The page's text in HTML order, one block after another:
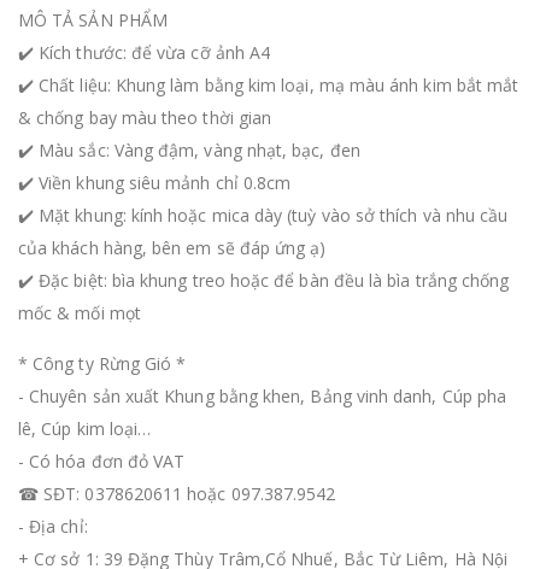
MÔ TẢ SẢN PHẨM
✔️ Kích thước: để vừa cỡ ảnh A4
✔️ Chất liệu: Khung làm bằng kim loại, mạ màu ánh kim bắt mắt
& chống bay màu theo thời gian
✔️ Màu sắc: Vàng đậm, vàng nhạt, bạc, đen
✔️ Viền khung siêu mảnh chỉ 0.8cm
✔️ Mặt khung: kính hoặc mica dày (tuỳ vào sở thích và nhu cầu
của khách hàng, bên em sẽ đáp ứng ạ)
✔️ Đặc biệt: bìa khung treo hoặc để bàn đều là bìa trắng chống
mốc & mối mọt
* Công ty Rừng Gió *
- Chuyên sản xuất Khung bằng khen, Bảng vinh danh, Cúp pha
lê, Cúp kim loại…
- Có hóa đơn đỏ VAT
☎ SĐT: 0378620611 hoặc 097.387.9542
- Địa chỉ:
+ Cơ sở 1: 39 Đặng Thùy Trâm,Cổ Nhuế, Bắc Từ Liêm, Hà Nội